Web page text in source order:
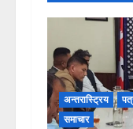
अन्तरास्ट्रिय
समाचार